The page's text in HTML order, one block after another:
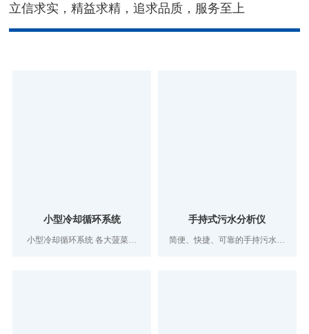
立信求实，精益求精，追求品质，服务至上
小型冷却循环系统
小型冷却循环系统 各大菠菜网
手持式污水分析仪
简便、快捷、可靠的手持污水测